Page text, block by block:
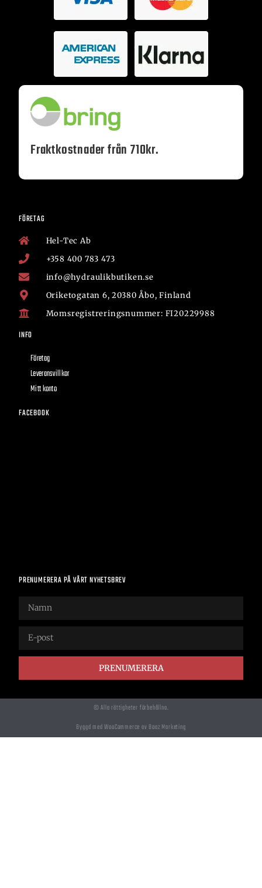
Fraktkostnader från 710kr.
FÖRETAG
Hel-Tec Ab
+358 400 783 473
info@hydraulikbutiken.se
Oriketogatan 6, 20380 Åbo, Finland
Momsregistreringsnummer: FI20229988
INFO
Företag
Leveransvillkor
Mitt konto
FACEBOOK
PRENUMERERA PÅ VÅRT NYHETSBREV
PRENUMERERA
© Alla rättigheter förbehållna.
Byggd med WooCommerce av Boaz Marketing